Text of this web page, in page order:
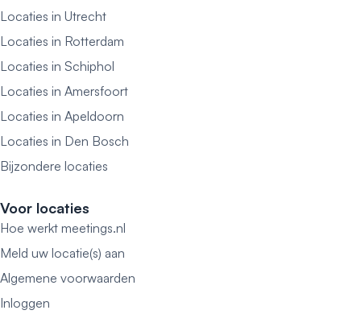
Locaties in Utrecht
Locaties in Rotterdam
Locaties in Schiphol
Locaties in Amersfoort
Locaties in Apeldoorn
Locaties in Den Bosch
Bijzondere locaties
Voor locaties
Hoe werkt meetings.nl
Meld uw locatie(s) aan
Algemene voorwaarden
Inloggen